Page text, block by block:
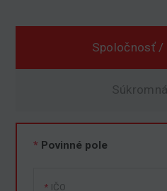
Spoločnosť /
* Povinné pole
IČO